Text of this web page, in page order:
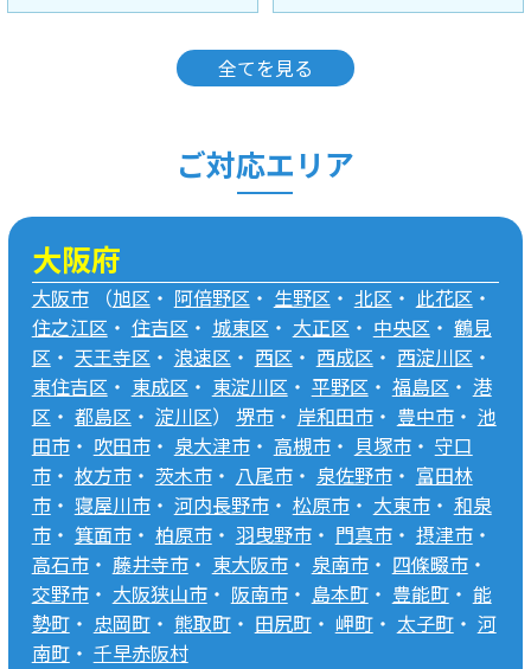
全てを見る
ご対応エリア
大阪府
大阪市（旭区・ 阿倍野区・ 生野区・ 北区・ 此花区・
住之江区・ 住吉区・ 城東区・ 大正区・ 中央区・ 鶴見
区・ 天王寺区・ 浪速区・ 西区・ 西成区・ 西淀川区・
東住吉区・ 東成区・ 東淀川区・ 平野区・ 福島区・ 港
区・ 都島区・ 淀川区） 堺市・ 岸和田市・ 豊中市・ 池
田市・ 吹田市・ 泉大津市・ 高槻市・ 貝塚市・ 守口
市・ 枚方市・ 茨木市・ 八尾市・ 泉佐野市・ 富田林
市・ 寝屋川市・ 河内長野市・ 松原市・ 大東市・ 和泉
市・ 箕面市・ 柏原市・ 羽曳野市・ 門真市・ 摂津市・
高石市・ 藤井寺市・ 東大阪市・ 泉南市・ 四條畷市・
交野市・ 大阪狭山市・ 阪南市・ 島本町・ 豊能町・ 能
勢町・ 忠岡町・ 熊取町・ 田尻町・ 岬町・ 太子町・ 河
南町・ 千早赤阪村